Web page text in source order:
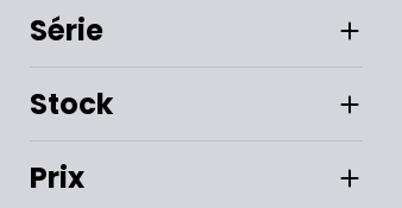
Série
Stock
Prix